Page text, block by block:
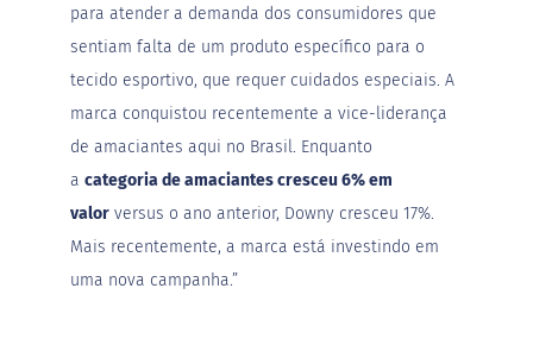
para atender a demanda dos consumidores que
sentiam falta de um produto específico para o
tecido esportivo, que requer cuidados especiais. A
marca conquistou recentemente a vice-liderança
de amaciantes aqui no Brasil. Enquanto
a categoria de amaciantes cresceu 6% em
valorversus o ano anterior, Downy cresceu 17%.
Mais recentemente, a marca está investindo em
uma nova campanha.”